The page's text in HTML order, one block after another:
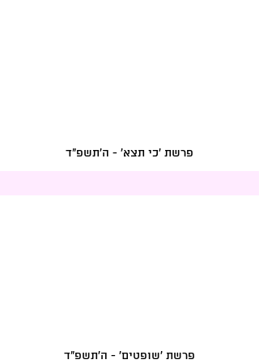
פרשת 'כי תצא' - ה'תשפ"ד
פרשת 'שופטים' - ה'תשפ"ד